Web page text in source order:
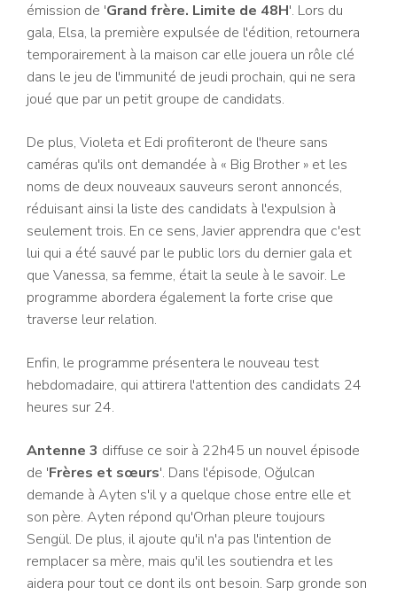
émission de 'Grand frère. Limite de 48H'. Lors du
gala, Elsa, la première expulsée de l'édition, retournera
temporairement à la maison car elle jouera un rôle clé
dans le jeu de l'immunité de jeudi prochain, qui ne sera
joué que par un petit groupe de candidats.
De plus, Violeta et Edi profiteront de l'heure sans
caméras qu'ils ont demandée à « Big Brother » et les
noms de deux nouveaux sauveurs seront annoncés,
réduisant ainsi la liste des candidats à l'expulsion à
seulement trois. En ce sens, Javier apprendra que c'est
lui qui a été sauvé par le public lors du dernier gala et
que Vanessa, sa femme, était la seule à le savoir. Le
programme abordera également la forte crise que
traverse leur relation.
Enfin, le programme présentera le nouveau test
hebdomadaire, qui attirera l'attention des candidats 24
heures sur 24.
Antenne 3 diffuse ce soir à 22h45 un nouvel épisode
de 'Frères et sœurs'. Dans l'épisode, Oğulcan
demande à Ayten s'il y a quelque chose entre elle et
son père. Ayten répond qu'Orhan pleure toujours
Sengül. De plus, il ajoute qu'il n'a pas l'intention de
remplacer sa mère, mais qu'il les soutiendra et les
aidera pour tout ce dont ils ont besoin. Sarp gronde son